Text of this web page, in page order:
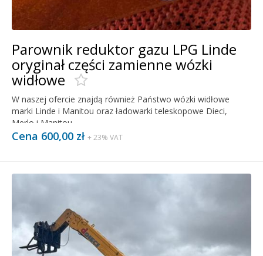
Parownik reduktor gazu LPG Linde
oryginał części zamienne wózki
widłowe
W naszej ofercie znajdą również Państwo wózki widłowe
marki Linde i Manitou oraz ładowarki teleskopowe Dieci,
Merlo i Manitou.
Cena 600,00 zł + 23% VAT